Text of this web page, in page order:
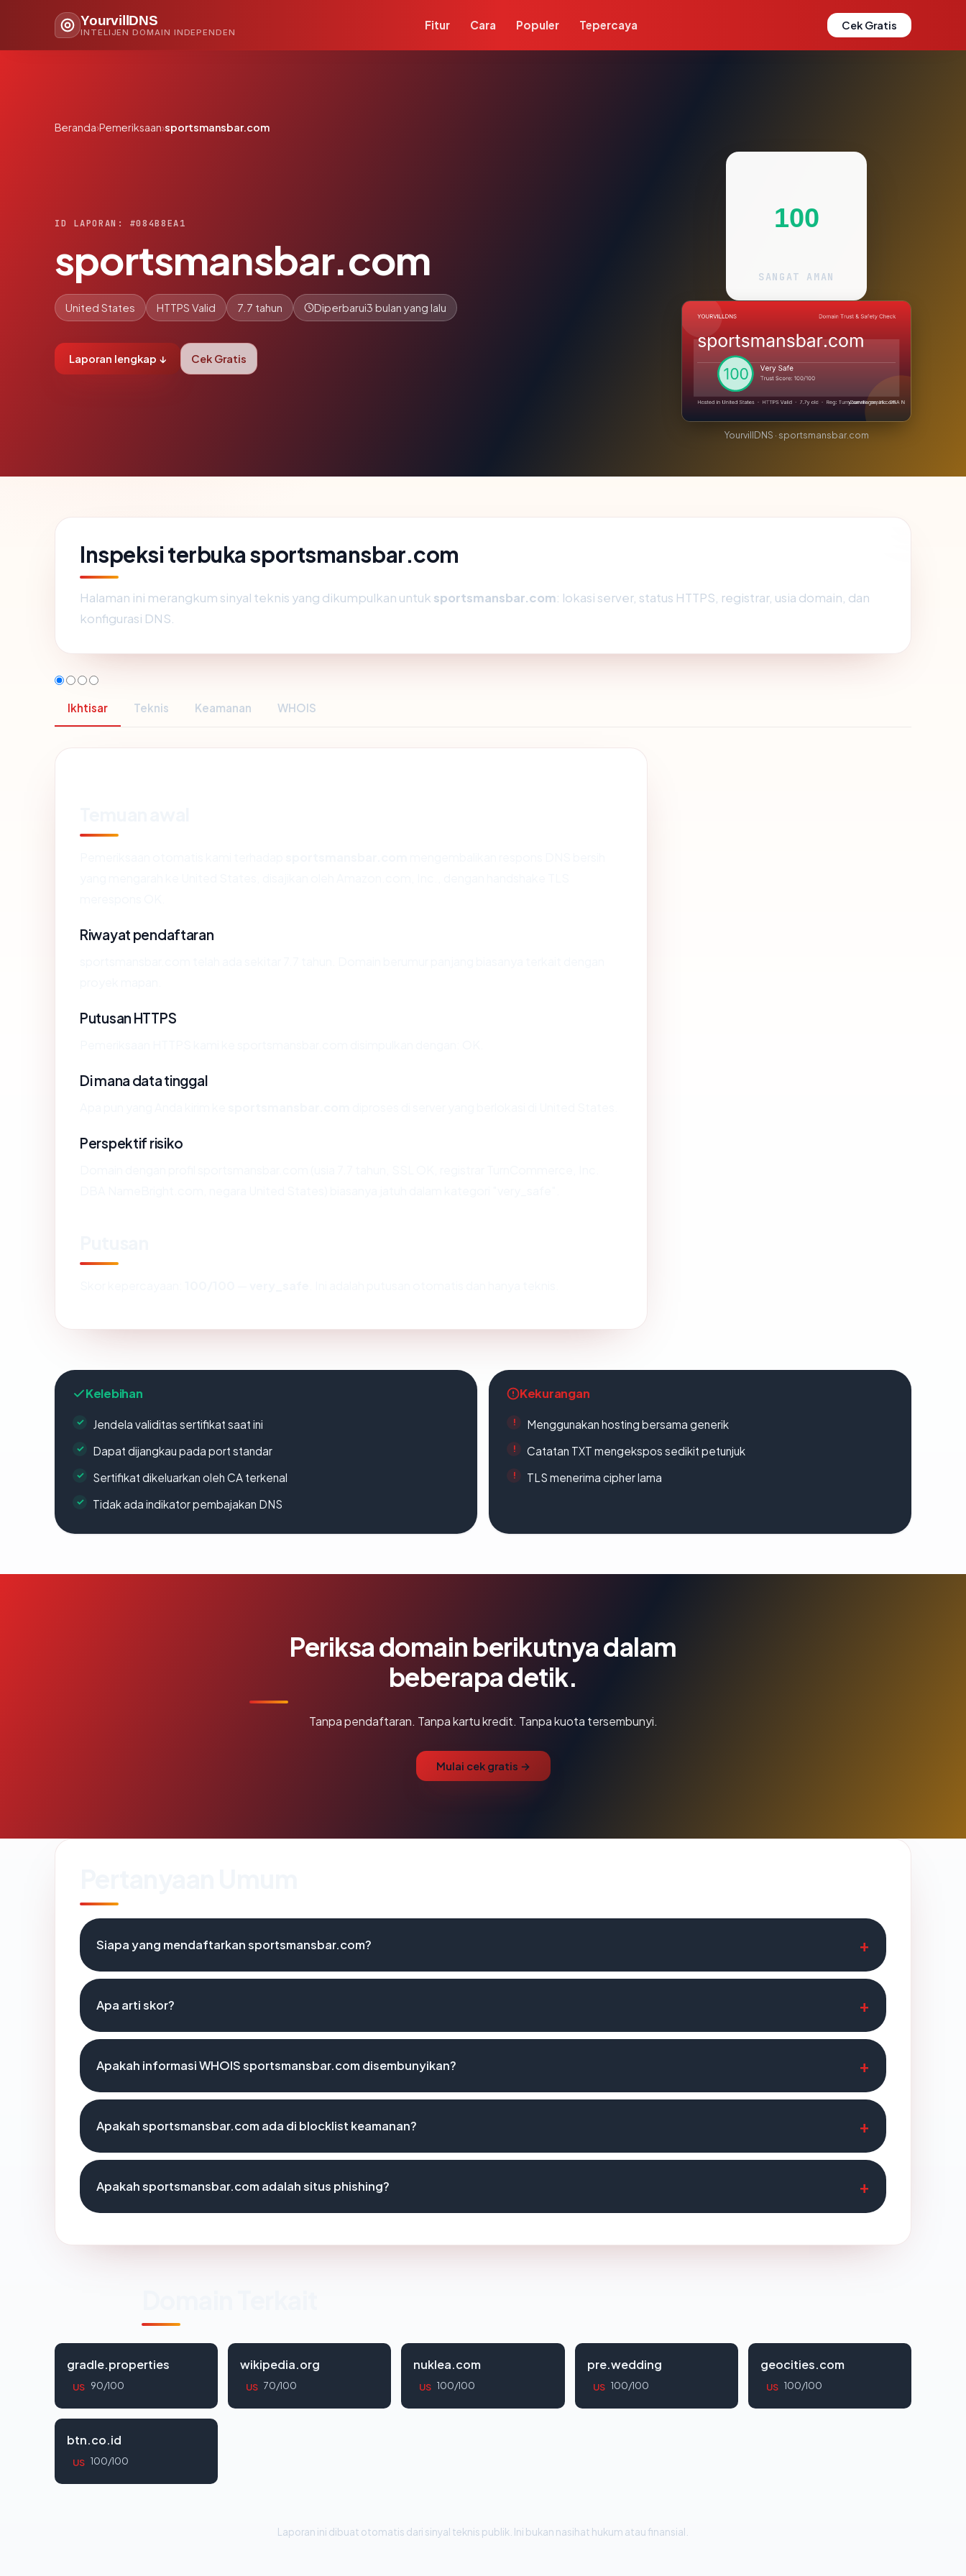
YourvillDNS
INTELIJEN DOMAIN INDEPENDEN
Fitur Cara Populer Tepercaya Cek Gratis
Beranda›Pemeriksaan›sportsmansbar.com
ID LAPORAN: #084B8EA1
sportsmansbar.com
United States HTTPS Valid 7.7 tahun Diperbarui3 bulan yang lalu
Laporan lengkap ↓ Cek Gratis
100
SANGAT AMAN
YourvillDNS · sportsmansbar.com
Inspeksi terbuka sportsmansbar.com
Halaman ini merangkum sinyal teknis yang dikumpulkan untuk sportsmansbar.com: lokasi server, status HTTPS, registrar, usia domain, dan
konfigurasi DNS.
Ikhtisar Teknis Keamanan WHOIS
Riwayat pendaftaran
Putusan HTTPS
Di mana data tinggal
Perspektif risiko
Kelebihan
Jendela validitas sertifikat saat ini
Dapat dijangkau pada port standar
Sertifikat dikeluarkan oleh CA terkenal
Tidak ada indikator pembajakan DNS
Kekurangan
Menggunakan hosting bersama generik
Catatan TXT mengekspos sedikit petunjuk
TLS menerima cipher lama
Periksa domain berikutnya dalam
beberapa detik.
Tanpa pendaftaran. Tanpa kartu kredit. Tanpa kuota tersembunyi.
Mulai cek gratis →
Siapa yang mendaftarkan sportsmansbar.com?
Apa arti skor?
Apakah informasi WHOIS sportsmansbar.com disembunyikan?
Apakah sportsmansbar.com ada di blocklist keamanan?
Apakah sportsmansbar.com adalah situs phishing?
gradle.properties
US 90/100
wikipedia.org
US 70/100
nuklea.com
US 100/100
pre.wedding
US 100/100
geocities.com
US 100/100
btn.co.id
US 100/100
Laporan ini dibuat otomatis dari sinyal teknis publik. Ini bukan nasihat hukum atau finansial.